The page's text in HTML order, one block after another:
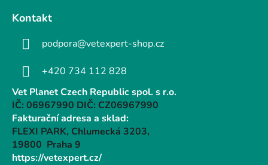
Kontakt
podpora@vetexpert-shop.cz
+420 734 112 828
Vet Planet Czech Republic spol. s r.o.
IČ: 06967990 DIČ: CZ06967990
Fakturační adresa a sklad:
FLEXI PARK, Chlumecká 3203,
19800 Praha 9
https://vetexpert.cz/